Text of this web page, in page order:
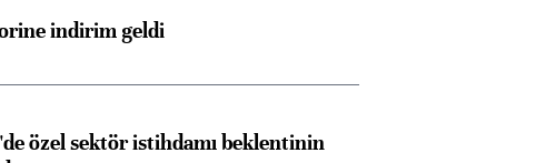
indirim geldi
özel sektör istihdamı beklentinin